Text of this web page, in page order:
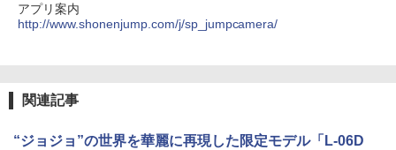
アプリ案内
http://www.shonenjump.com/j/sp_jumpcamera/
関連記事
“ジョジョ”の世界を華麗に再現した限定モデル「L-06D